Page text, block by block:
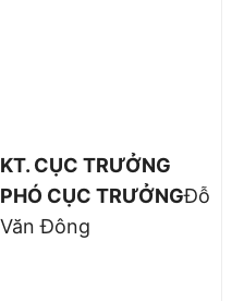
KT. CỤC TRƯỞNG
PHÓ CỤC TRƯỞNGĐỗ
Văn Đông